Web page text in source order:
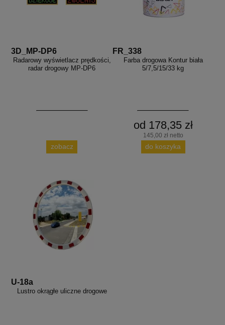
3D_MP-DP6
Radarowy wyświetlacz prędkości,
radar drogowy MP-DP6
zobacz
FR_338
Farba drogowa Kontur biała
5/7,5/15/33 kg
od 178,35 zł
145,00 zł netto
do koszyka
U-18a
Lustro okrągłe uliczne drogowe